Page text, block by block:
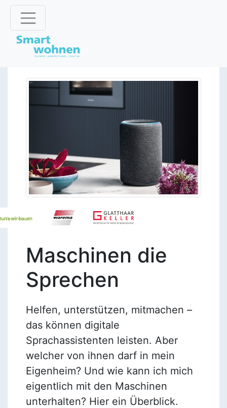
Maschinen die
Sprechen
Helfen, unterstützen, mitmachen –
das können digitale
Sprachassistenten leisten. Aber
welcher von ihnen darf in mein
Eigenheim? Und wie kann ich mich
eigentlich mit den Maschinen
unterhalten? Hier ein Überblick.